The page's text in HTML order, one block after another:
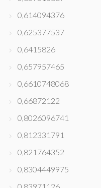
0,614094376
0,625377537
0,6415826
0,657957465
0,6610748068
0,66872122
0,8026096741
0,812331791
0,821764352
0,8304449975